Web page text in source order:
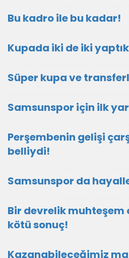
Bu kadro ile bu kadar!
Kupada iki de iki
Süper kupa ve
Samsunspor için ilk
Perşembenin gelişi
belliydi!
Samsunspor da
Bir devrelik muhteşem
kötü sonuç!
Kazanabileceğimiz